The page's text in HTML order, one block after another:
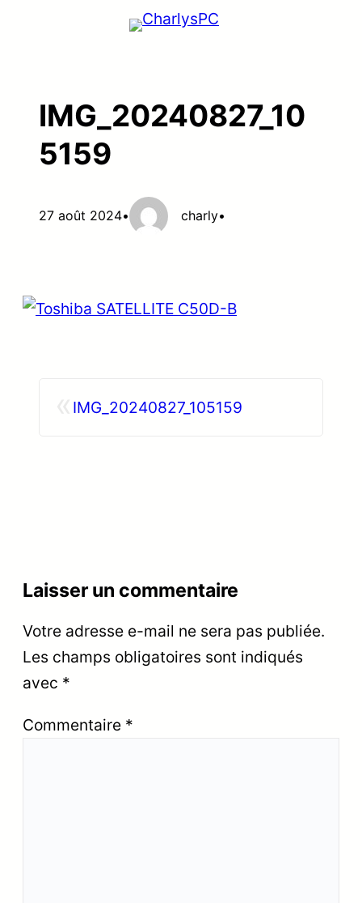
IMG_20240827_10
5159
27 août 2024• charly•
IMG_20240827_105159
Laisser un commentaire
Votre adresse e-mail ne sera pas publiée.
Les champs obligatoires sont indiqués
avec *
Commentaire *